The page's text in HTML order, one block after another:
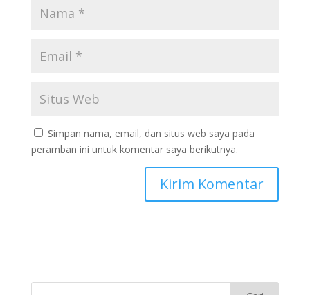
Simpan nama, email, dan situs web saya pada
peramban ini untuk komentar saya berikutnya.